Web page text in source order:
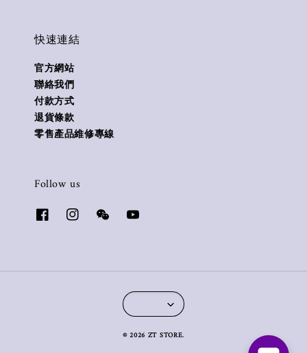
快速連結
官方網站
聯絡我們
付款方式
退貨條款
零售產品維修專線
Follow us
© 2026 ZT STORE.